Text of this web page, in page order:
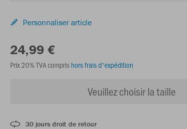
Personnaliser article
24,99 €
Prix 20% TVA compris hors frais d'expédition
Veuillez choisir la taille
30 jours droit de retour